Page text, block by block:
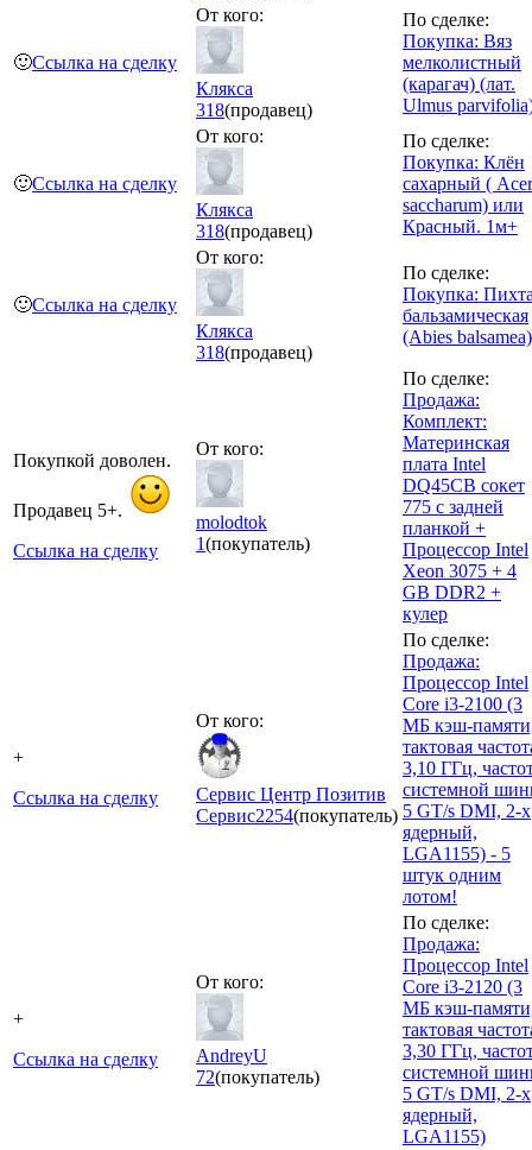
🙂Ссылка на сделку
От кого:
Клякса
318(продавец)
По сделке:
Покупка: Вяз
мелколистный
(карагач) (лат.
Ulmus
🙂Ссылка на сделку
От кого:
Клякса
318(продавец)
По сделке:
Покупка: Клён
сахарный ( Acer
saccharum) или
Красный. 1м+
🙂Ссылка на сделку
От кого:
Клякса
318(продавец)
По сделке:
Покупка:
бальзамическая
(Abies balsamea)
Покупкой доволен.
Продавец 5+.
Ссылка на сделку
От кого:
molodtok
1(покупатель)
По сделке:
Продажа:
Комплект:
Материнская
плата Intel
DQ45CB сокет
775 с задней
планкой +
Процессор Intel
Xeon 3075 + 4
GB DDR2 +
кулер
+
Ссылка на сделку
От кого:
Сервис Центр Позитив
Сервис2254(покупатель)
По сделке:
Продажа:
Процессор Intel
Core i3-2100 (3
МБ кэш-
тактовая
3,10 ГГц,
системной
5 GT/s DMI, 2-х
ядерный,
LGA1155) - 5
штук одним
лотом!
+
Ссылка на сделку
От кого:
AndreyU
72(покупатель)
По сделке:
Продажа:
Процессор Intel
Core i3-2120 (3
МБ кэш-
тактовая
3,30 ГГц,
системной
5 GT/s DMI, 2-х
ядерный,
LGA1155)